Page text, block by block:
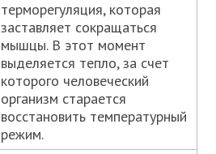
терморегуляция, которая
заставляет сокращаться
мышцы. В этот момент
выделяется тепло, за счет
которого человеческий
организм старается
восстановить температурный
режим.